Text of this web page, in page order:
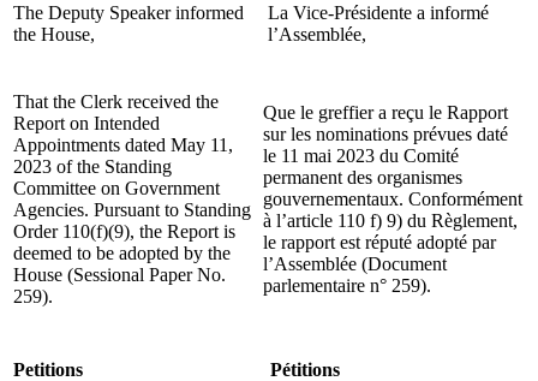
The Deputy Speaker informed
the House,
La Vice-Présidente a informé
l’Assemblée,
That the Clerk received the
Report on Intended
Appointments dated May 11,
2023 of the Standing
Committee on Government
Agencies. Pursuant to Standing
Order 110(f)(9), the Report is
deemed to be adopted by the
House (Sessional Paper No.
259).
Que le greffier a reçu le Rapport
sur les nominations prévues daté
le 11 mai 2023 du Comité
permanent des organismes
gouvernementaux. Conformément
à l’article 110 f) 9) du Règlement,
le rapport est réputé adopté par
l’Assemblée (Document
parlementaire n° 259).
Petitions Pétitions